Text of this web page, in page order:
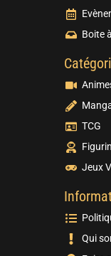
Boite
TCG
Jeux
Qui